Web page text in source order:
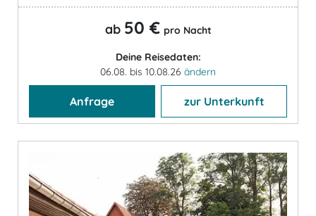
ab 50 € pro Nacht
Deine Reisedaten:
06.08. bis 10.08.26 ändern
Anfrage zur Unterkunft